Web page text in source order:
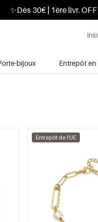
✨Dès 30€ | 1ère livr.
bijoux Entrepôt en
Entrepôt de l'UE